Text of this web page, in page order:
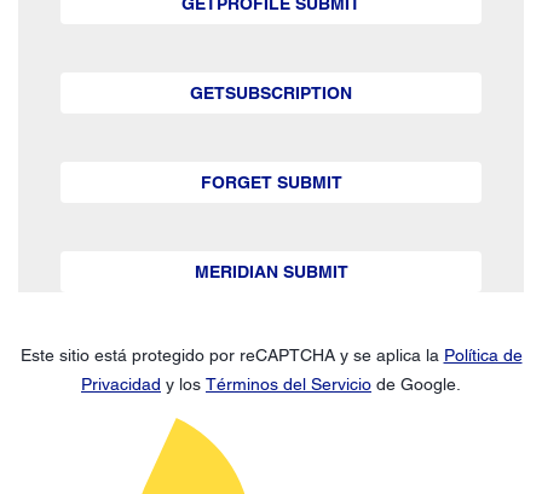
GETSUBSCRIPTION
FORGET SUBMIT
MERIDIAN SUBMIT
Este sitio está protegido por reCAPTCHA y se aplica la Política de
Privacidad y los Términos del Servicio de Google.